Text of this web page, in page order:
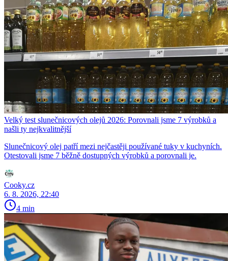
Velký test slunečnicových olejů 2026: Porovnali jsme 7 výrobků a
našli ty nejkvalitnější
Slunečnicový olej patří mezi nejčastěji používané tuky v kuchyních.
Otestovali jsme 7 běžně dostupných výrobků a porovnali je.
Cooky.cz
6. 8. 2026, 22:40
4 min